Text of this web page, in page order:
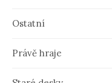
Ostatní
Právě hraje